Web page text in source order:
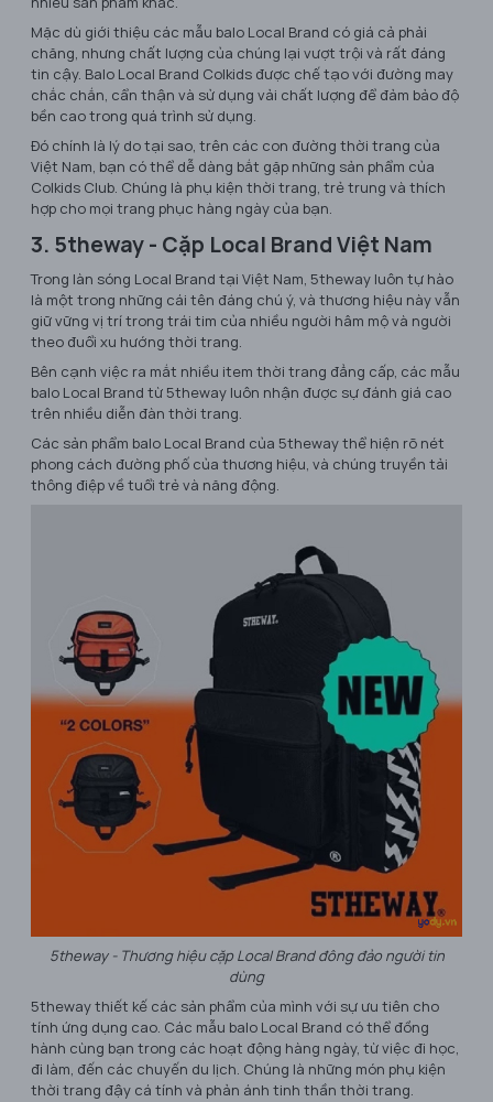
Mặc dù giới thiệu các mẫu balo Local Brand có giá cả phải
chăng, nhưng chất lượng của chúng lại vượt trội và rất đáng
tin cậy. Balo Local Brand Colkids được chế tạo với đường may
chắc chắn, cẩn thận và sử dụng vải chất lượng để đảm bảo độ
bền cao trong quá trình sử dụng.
Đó chính là lý do tại sao, trên các con đường thời trang của
Việt Nam, bạn có thể dễ dàng bắt gặp những sản phẩm của
Colkids Club. Chúng là phụ kiện thời trang, trẻ trung và thích
hợp cho mọi trang phục hàng ngày của bạn.
3. 5theway - Cặp Local Brand Việt Nam
Trong làn sóng Local Brand tại Việt Nam, 5theway luôn tự hào
là một trong những cái tên đáng chú ý, và thương hiệu này vẫn
giữ vững vị trí trong trái tim của nhiều người hâm mộ và người
theo đuổi xu hướng thời trang.
Bên cạnh việc ra mắt nhiều item thời trang đẳng cấp, các mẫu
balo Local Brand từ 5theway luôn nhận được sự đánh giá cao
trên nhiều diễn đàn thời trang.
Các sản phẩm balo Local Brand của 5theway thể hiện rõ nét
phong cách đường phố của thương hiệu, và chúng truyền tải
thông điệp về tuổi trẻ và năng động.
5theway - Thương hiệu cặp Local Brand đông đảo người tin
dùng
5theway thiết kế các sản phẩm của mình với sự ưu tiên cho
tính ứng dụng cao. Các mẫu balo Local Brand có thể đồng
hành cùng bạn trong các hoạt động hàng ngày, từ việc đi học,
đi làm, đến các chuyến du lịch. Chúng là những món phụ kiện
thời trang đậy cá tính và phản ánh tinh thần thời trang.